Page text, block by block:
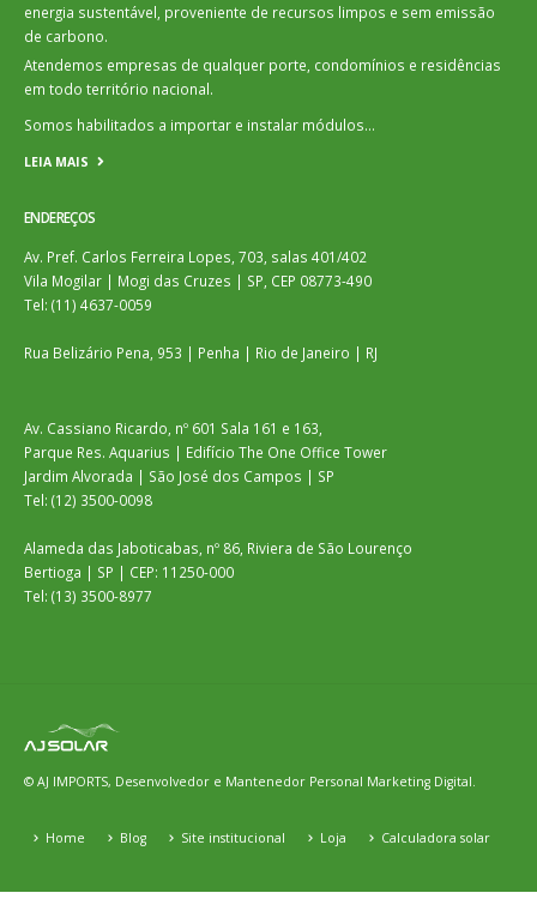
energia sustentável, proveniente de recursos limpos e sem emissão
de carbono.
Atendemos empresas de qualquer porte, condomínios e residências
em todo território nacional.
Somos habilitados a importar e instalar módulos…
LEIA MAIS
ENDEREÇOS
Av. Pref. Carlos Ferreira Lopes, 703, salas 401/402
Vila Mogilar | Mogi das Cruzes | SP, CEP 08773-490
Tel: (11) 4637-0059
Rua Belizário Pena, 953 | Penha | Rio de Janeiro | RJ
Av. Cassiano Ricardo, nº 601 Sala 161 e 163,
Parque Res. Aquarius | Edifício The One Office Tower
Jardim Alvorada | São José dos Campos | SP
Tel: (12) 3500-0098
Alameda das Jaboticabas, nº 86, Riviera de São Lourenço
Bertioga | SP | CEP: 11250-000
Tel: (13) 3500-8977
© AJ IMPORTS, Desenvolvedor e Mantenedor Personal Marketing Digital.
Home Blog Site institucional Loja Calculadora solar